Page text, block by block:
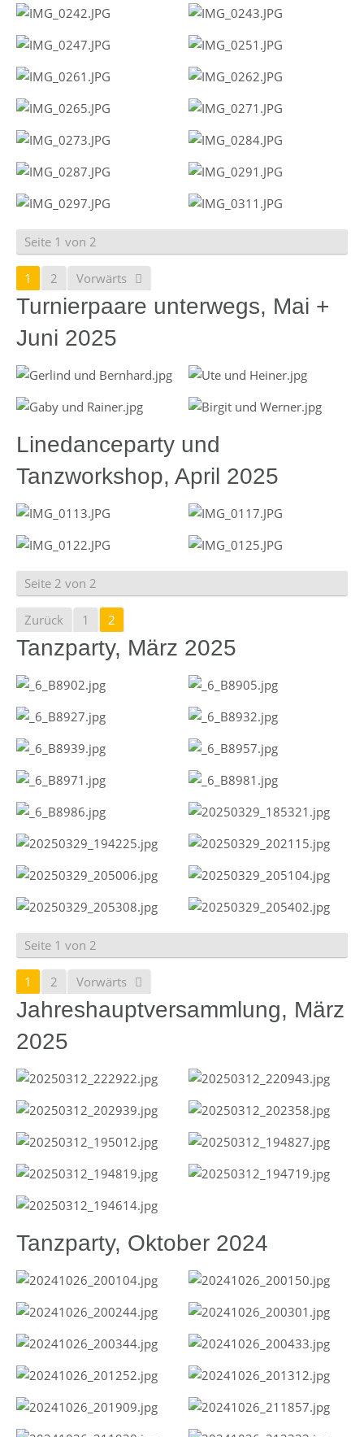
Seite 1 von 2
1 2 Vorwärts
Turnierpaare unterwegs, Mai +
Juni 2025
Linedanceparty und
Tanzworkshop, April 2025
Seite 2 von 2
Zurück 1 2
Tanzparty, März 2025
Seite 1 von 2
1 2 Vorwärts
Jahreshauptversammlung, März
2025
Tanzparty, Oktober 2024